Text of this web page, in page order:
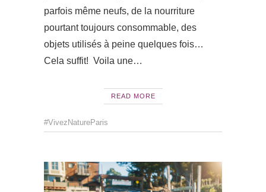
parfois même neufs, de la nourriture
pourtant toujours consommable, des
objets utilisés à peine quelques fois…
Cela suffit! Voila une…
READ MORE
#VivezNatureParis